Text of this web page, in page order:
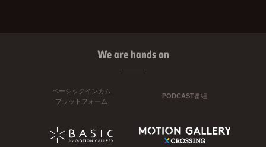
We are hands on
ベーシックインカム
プラットフォーム
PODCAST番組